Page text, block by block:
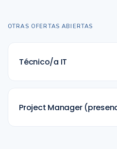
OTRAS OFERTAS ABIERTAS
Técnico/a IT
Project Manager